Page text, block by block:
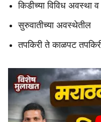
किडीच्या विविध अवस्था
सुरुवातीच्या अवस्थेतील
तपकिरी ते काळपट